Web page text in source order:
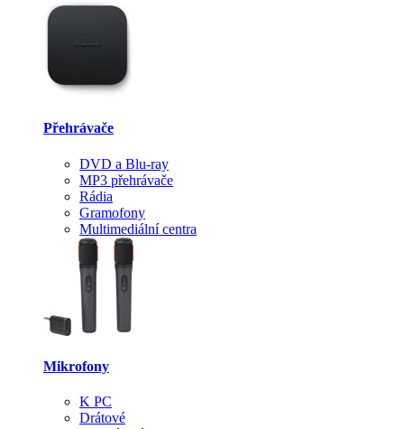
Přehrávače
DVD a Blu-ray
MP3 přehrávače
Rádia
Gramofony
Multimediální centra
Mikrofony
K PC
Drátové